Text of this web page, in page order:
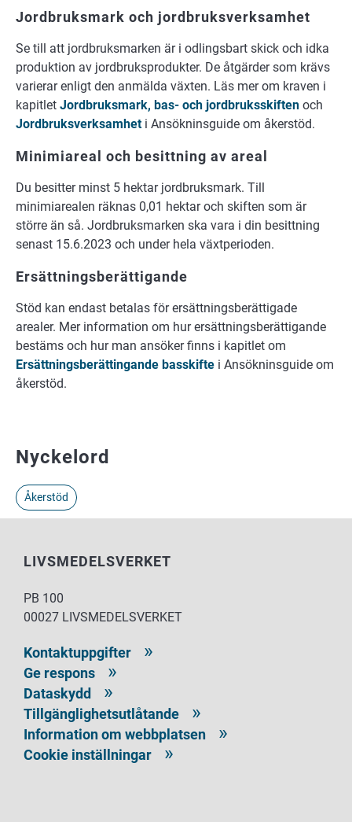
Nyckelord
Åkerstöd
Jordbruksmark och jordbruksverksamhet
Se till att jordbruksmarken är i odlingsbart skick och idka
produktion av jordbruksprodukter. De åtgärder som krävs
varierar enligt den anmälda växten. Läs mer om kraven i
kapitlet Jordbruksmark, bas- och jordbruksskiften och
Jordbruksverksamheti Ansökninsguide om åkerstöd.
Minimiareal och besittning av areal
Du besitter minst 5 hektar jordbruksmark. Till
minimiarealen räknas 0,01 hektar och skiften som är
större än så. Jordbruksmarken ska vara i din besittning
senast 15.6.2023 och under hela växtperioden.
Ersättningsberättigande
Stöd kan endast betalas för ersättningsberättigade
arealer. Mer information om hur ersättningsberättigande
bestäms och hur man ansöker finns i kapitlet om
Ersättningsberättingande basskifte i Ansökninsguide om
åkerstöd.
LIVSMEDELSVERKET
PB 100
00027 LIVSMEDELSVERKET
Kontaktuppgifter
Ge respons
Dataskydd
Tillgänglighetsutlåtande
Information om webbplatsen
Cookie inställningar